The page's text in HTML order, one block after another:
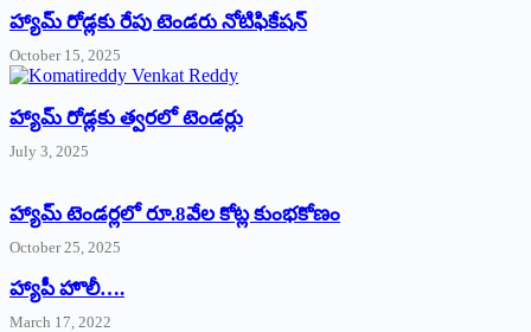
హ్యామ్‌ రోడ్లకు రేపు టెండరు నోటిఫికేషన్‌
October 15, 2025
హ్యామ్‌ రోడ్లకు త్వరలో టెండర్లు
July 3, 2025
హ్యామ్‌ ‌టెండర్లలో రూ.8వేల కోట్ల కుంభకోణం
October 25, 2025
హ్యాపీ హొలీ….
March 17, 2022